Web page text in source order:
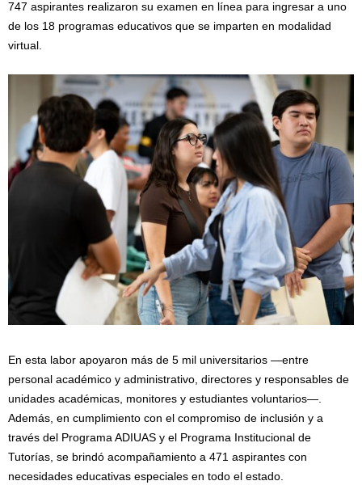
747 aspirantes realizaron su examen en línea para ingresar a uno
de los 18 programas educativos que se imparten en modalidad
virtual.
En esta labor apoyaron más de 5 mil universitarios —entre
personal académico y administrativo, directores y responsables de
unidades académicas, monitores y estudiantes voluntarios—.
Además, en cumplimiento con el compromiso de inclusión y a
través del Programa ADIUAS y el Programa Institucional de
Tutorías, se brindó acompañamiento a 471 aspirantes con
necesidades educativas especiales en todo el estado.